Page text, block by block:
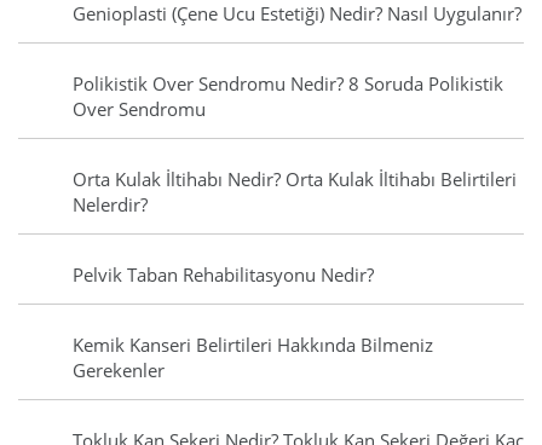
Genioplasti (Çene Ucu Estetiği) Nedir? Nasıl Uygulanır?
Polikistik Over Sendromu Nedir? 8 Soruda Polikistik
Over Sendromu
Orta Kulak İltihabı Nedir? Orta Kulak İltihabı Belirtileri
Nelerdir?
Pelvik Taban Rehabilitasyonu Nedir?
Kemik Kanseri Belirtileri Hakkında Bilmeniz
Gerekenler